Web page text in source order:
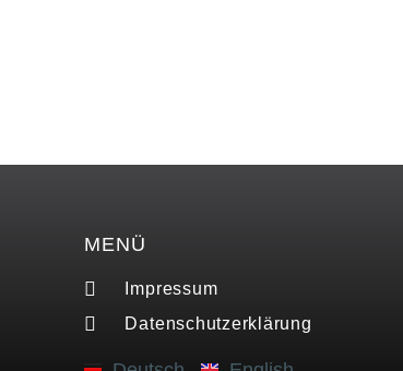
MENÜ
Impressum
Datenschutzerklärung